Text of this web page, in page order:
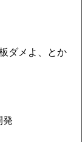
ダメよ、とか
発